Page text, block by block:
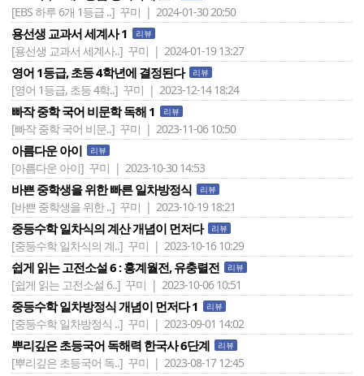
[EBS 하루 6개 1등급 ..] 꾸미 | 2024-01-30 20:50
용선생 교과서 세계사 1 리뷰
[용선생 교과서 세계사..] 꾸미 | 2024-01-19 13:27
영어 1등급, 초등 4학년에 결정된다 리뷰
[영어 1등급, 초등 4학..] 꾸미 | 2023-12-14 18:24
빠작 중학 국어 비문학 독해 1 리뷰
[빠작 중학 국어 비문..] 꾸미 | 2023-11-06 10:50
아름다운 아이 리뷰
[아름다운 아이] 꾸미 | 2023-10-30 14:53
바쁜 중학생을 위한 빠른 일차방정식 리뷰
[바쁜 중학생을 위한 ..] 꾸미 | 2023-10-19 18:21
중등수학 일차식의 계산 개념이 먼저다 리뷰
[중등수학 일차식의 계..] 꾸미 | 2023-10-16 10:29
쉽게 읽는 고전소설 6 : 홍계월전, 유충렬전 리뷰
[쉽게 읽는 고전소설 6..] 꾸미 | 2023-10-06 10:51
중등수학 일차방정식 개념이 먼저다 1 리뷰
[중등수학 일차방정식 ..] 꾸미 | 2023-09-01 14:02
뿌리깊은 초등국어 독해력 한국사 6단계 리뷰
[뿌리깊은 초등국어 독..] 꾸미 | 2023-08-17 12:45